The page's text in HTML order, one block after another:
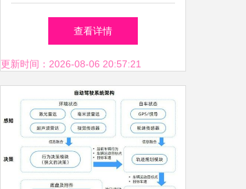
皮书解读 166页PPT深度揭秘
AI应用软件开发新生态
查看详情
更新时间：2026-08-06 20:57:21